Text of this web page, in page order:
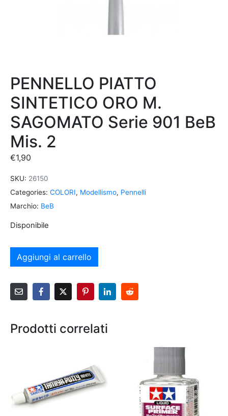
PENNELLO PIATTO
SINTETICO ORO M.
SAGOMATO Serie 901 BeB
Mis. 2
€1,90
SKU: 26150
Categories: COLORI, Modellismo, Pennelli
Marchio: BeB
Disponibile
Aggiungi al carrello
Prodotti correlati